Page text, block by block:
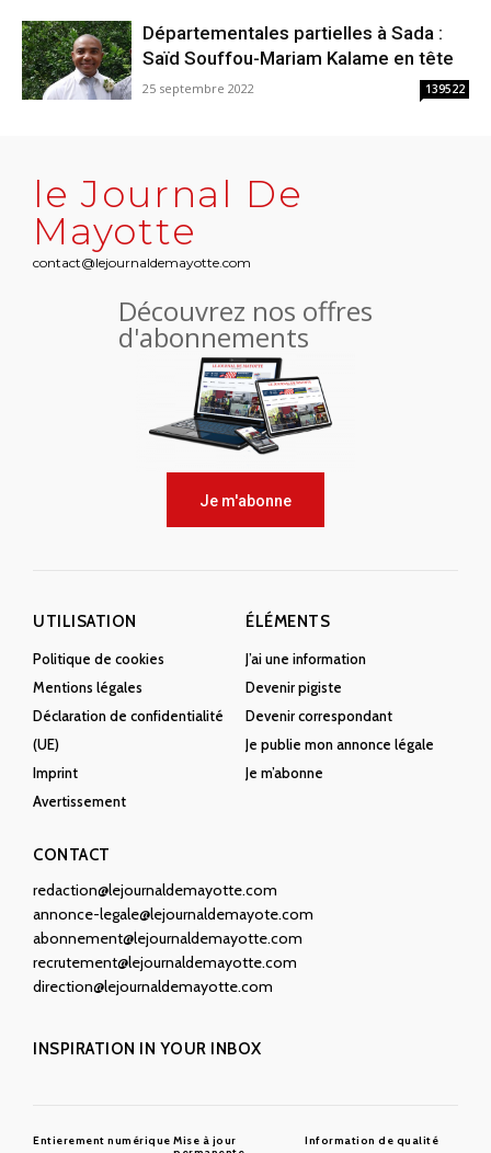
Départementales partielles à Sada :
Saïd Souffou-Mariam Kalame en tête
25 septembre 2022 139522
le Journal De
Mayotte
contact@lejournaldemayotte.com
Découvrez nos offres
d'abonnements
Je m'abonne
UTILISATION
Politique de cookies
Mentions légales
Déclaration de confidentialité
(UE)
Imprint
Avertissement
ÉLÉMENTS
J’ai une information
Devenir pigiste
Devenir correspondant
Je publie mon annonce légale
Je m’abonne
CONTACT
redaction@lejournaldemayotte.com
annonce-legale@lejournaldemayote.com
abonnement@lejournaldemayotte.com
recrutement@lejournaldemayotte.com
direction@lejournaldemayotte.com
INSPIRATION IN YOUR INBOX
Entierement numérique Mise à jour
Information de qualité